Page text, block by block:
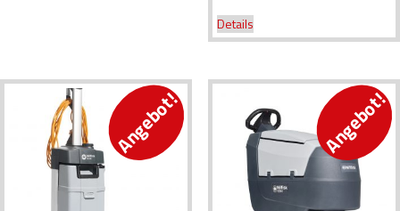
Details
Angebot! Angebot!